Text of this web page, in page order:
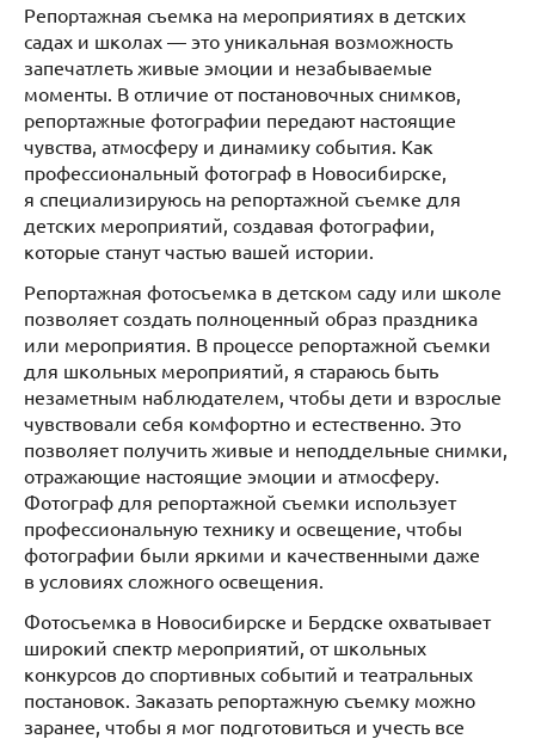
Репортажная съемка на мероприятиях в детских
садах и школах — это уникальная возможность
запечатлеть живые эмоции и незабываемые
моменты. В отличие от постановочных снимков,
репортажные фотографии передают настоящие
чувства, атмосферу и динамику события. Как
профессиональный фотограф в Новосибирске,
я специализируюсь на репортажной съемке для
детских мероприятий, создавая фотографии,
которые станут частью вашей истории.
Репортажная фотосъемка в детском саду или школе
позволяет создать полноценный образ праздника
или мероприятия. В процессе репортажной съемки
для школьных мероприятий, я стараюсь быть
незаметным наблюдателем, чтобы дети и взрослые
чувствовали себя комфортно и естественно. Это
позволяет получить живые и неподдельные снимки,
отражающие настоящие эмоции и атмосферу.
Фотограф для репортажной съемки использует
профессиональную технику и освещение, чтобы
фотографии были яркими и качественными даже
в условиях сложного освещения.
Фотосъемка в Новосибирске и Бердске охватывает
широкий спектр мероприятий, от школьных
конкурсов до спортивных событий и театральных
постановок. Заказать репортажную съемку можно
заранее, чтобы я мог подготовиться и учесть все